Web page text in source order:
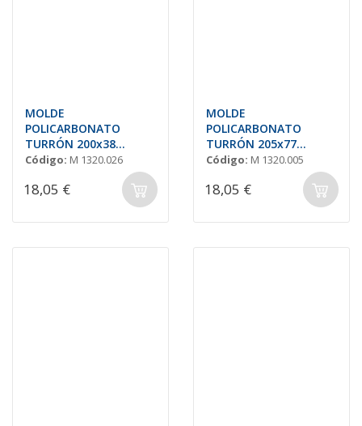
MOLDE
POLICARBONATO
TURRÓN 200x38
H=19mm (3und.)
Código: M 1320.026
18,05 €
MOLDE
POLICARBONATO
TURRÓN 205x77
H=20mm (1 und.)
Código: M 1320.005
18,05 €